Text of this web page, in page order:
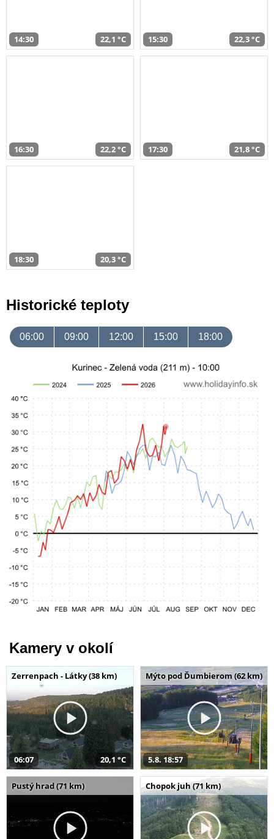
14:30 22,1 °C 15:30 22,3 °C
16:30 22,2 °C 17:30 21,8 °C
18:30 20,3 °C
Historické teploty
06:00 09:00 12:00 15:00 18:00
Kamery v okolí
Zerrenpach - Látky (38 km)
06:07 20,1 °C
Mýto pod Ďumbierom (62 km)
5.8. 18:57
Pustý hrad (71 km) Chopok juh (71 km)